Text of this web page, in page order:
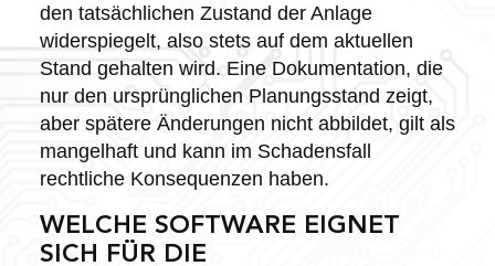
den tatsächlichen Zustand der Anlage
widerspiegelt, also stets auf dem aktuellen
Stand gehalten wird. Eine Dokumentation, die
nur den ursprünglichen Planungsstand zeigt,
aber spätere Änderungen nicht abbildet, gilt als
mangelhaft und kann im Schadensfall
rechtliche Konsequenzen haben.
WELCHE SOFTWARE EIGNET
SICH FÜR DIE